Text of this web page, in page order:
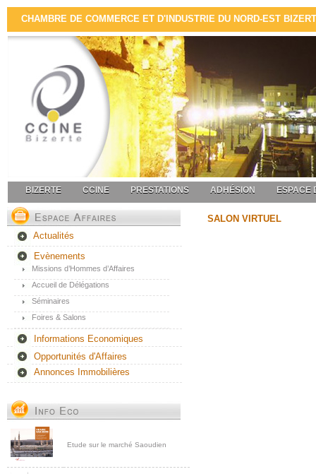
CHAMBRE DE COMMERCE ET D'INDUSTRIE DU NORD-EST
BIZERTE CCINE PRESTATIONS ADHÉSION ESPACE
Actualités
Evènements
Missions d’Hommes d’Affaires
Accueil de Délégations
Séminaires
Foires & Salons
Informations Economiques
Opportunités d'Affaires
Annonces Immobilières
Etude sur le marché Saoudien
SALON VIRTUEL